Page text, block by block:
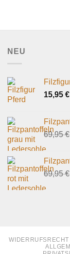
NEU
15,95 €
69,95€
69,95€
WIDERRUFSRECHT